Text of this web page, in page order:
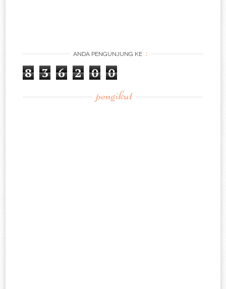
ANDA PENGUNJUNG KE :
8 3 6 2 0 0
pengikut